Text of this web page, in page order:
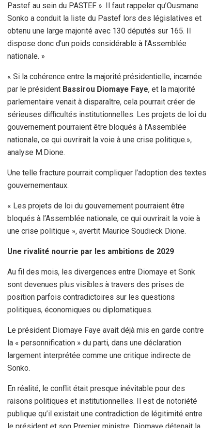
Pastef au sein du PASTEF ». Il faut rappeler qu’Ousmane
Sonko a conduit la liste du Pastef lors des législatives et
obtenu une large majorité avec 130 députés sur 165. Il
dispose donc d’un poids considérable à l’Assemblée
nationale. »
« Si la cohérence entre la majorité présidentielle, incarnée
par le président Bassirou Diomaye Faye, et la majorité
parlementaire venait à disparaître, cela pourrait créer de
sérieuses difficultés institutionnelles. Les projets de loi du
gouvernement pourraient être bloqués à l’Assemblée
nationale, ce qui ouvrirait la voie à une crise politique.»,
analyse M.Dione.
Une telle fracture pourrait compliquer l’adoption des textes
gouvernementaux.
« Les projets de loi du gouvernement pourraient être
bloqués à l’Assemblée nationale, ce qui ouvrirait la voie à
une crise politique », avertit Maurice Soudieck Dione.
Une rivalité nourrie par les ambitions de 2029
Au fil des mois, les divergences entre Diomaye et Sonk
sont devenues plus visibles à travers des prises de
position parfois contradictoires sur les questions
politiques, économiques ou diplomatiques.
Le président Diomaye Faye avait déjà mis en garde contre
la « personnification » du parti, dans une déclaration
largement interprétée comme une critique indirecte de
Sonko.
En réalité, le conflit était presque inévitable pour des
raisons politiques et institutionnelles. Il est de notoriété
publique qu’il existait une contradiction de légitimité entre
le président et son Premier ministre. Diomaye détenait la